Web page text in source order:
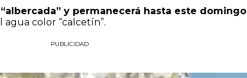
“albercada” y permanecerá hasta este domingo
agua color “calcetín”.
PUBLICIDAD